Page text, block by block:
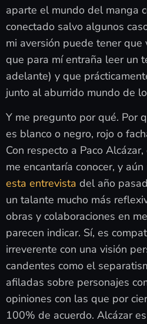
aparte el mundo del manga
conectado salvo algunos
mi aversión puede tener
que para mí entraña leer un
adelante) y que
junto al aburrido mundo de
Y me pregunto por qué. Por
es blanco o negro, rojo o
Con respecto a Paco
me encantaría conocer, y
esta entrevista del año
un talante mucho más
obras y colaboraciones en
parecen indicar. Sí, es
irreverente con una visión
candentes como el
afiladas sobre personajes
opiniones con las que por
100% de acuerdo. Alcázar